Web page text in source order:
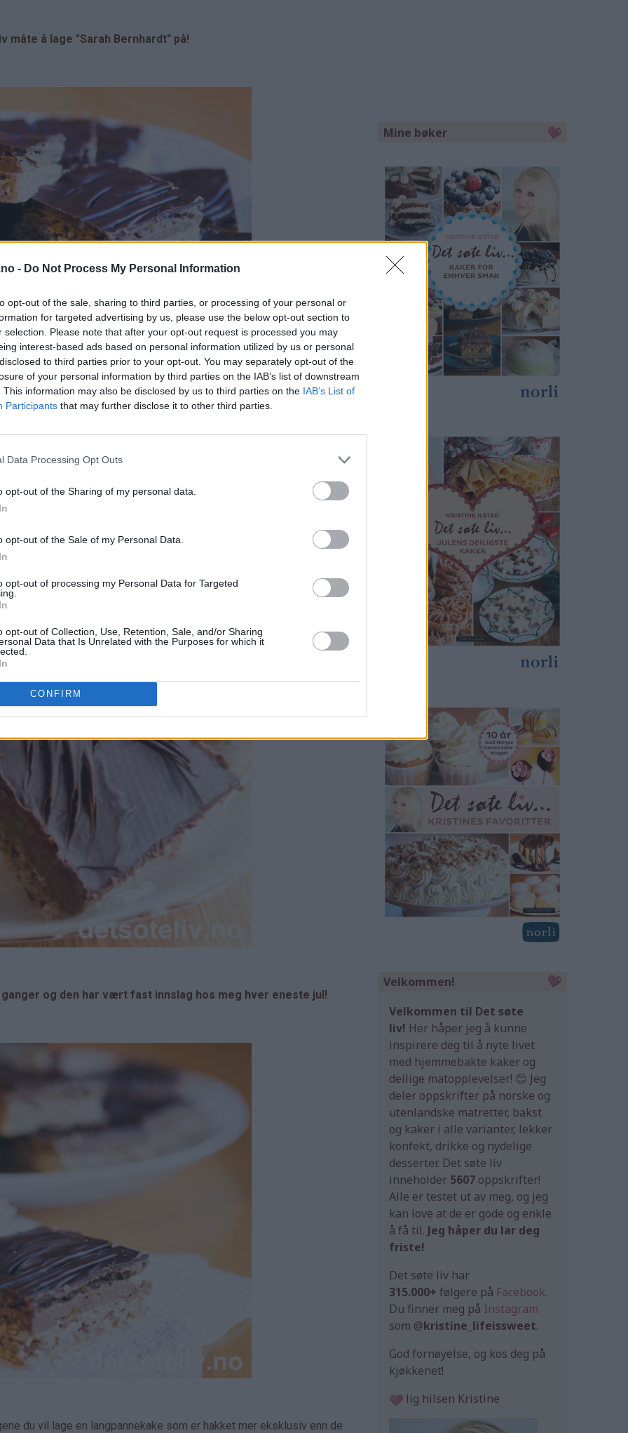
- Do Not Process My Personal Information
opt-out of the sale, sharing to third parties, or processing of your personal or
for targeted advertising by us, please use the below opt-out section to
selection. Please note that after your opt-out request is processed you may
interest-based ads based on personal information utilized by us or personal
to third parties prior to your opt-out. You may separately opt-out of the
of your personal information by third parties on the IAB’s list of downstream
This information may also be disclosed by us to third parties on the IAB’s List of
Participants that may further disclose it to other third parties.
Data Processing Opt Outs
opt-out of the Sharing of my personal data.
opt-out of the Sale of my Personal Data.
opt-out of processing my Personal Data for Targeted
opt-out of Collection, Use, Retention, Sale, and/or Sharing
Data that Is Unrelated with the Purposes for which it
CONFIRM
måte å lage "Sarah Bernhardt" på!
(eller for å være mer presis: den fjerde av totalt fem feiringer av min
å se en forsamling godt voksne mannfolk hive i seg kaker,
min og jeg tok oss av de generøse kantene som oppstod da kaken
kom til nytte.
og den har vært fast innslag hos meg hver eneste jul!
du vil lage en langpannekake som er hakket mer eksklusiv enn de
Mine bøker
Velkommen!
Velkommen til Det søte
liv! Her håper jeg å kunne
inspirere deg til å nyte livet
med hjemmebakte kaker og
deilige matopplevelser! 😊 Jeg
deler oppskrifter på norske og
utenlandske matretter, bakst
og kaker i alle varianter, lekker
konfekt, drikke og nydelige
desserter. Det søte liv
inneholder 5607 oppskrifter!
Alle er testet ut av meg, og jeg
kan love at de er gode og enkle
å få til. Jeg håper du lar deg
friste!
Det søte liv har
315.000+ følgere på Facebook.
Du finner meg på Instagram
som @kristine_lifeissweet.
God fornøyelse, og kos deg på
kjøkkenet!
lig hilsen Kristine